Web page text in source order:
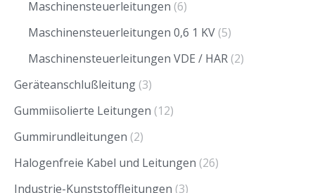
Maschinensteuerleitungen (6)
Maschinensteuerleitungen 0,6 1 KV (5)
Maschinensteuerleitungen VDE / HAR (2)
Geräteanschlußleitung (3)
Gummiisolierte Leitungen (12)
Gummirundleitungen (2)
Halogenfreie Kabel und Leitungen (26)
Industrie-Kunststoffleitungen (3)